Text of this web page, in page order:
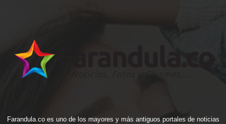
Farandula.co es uno de los mayores y más antiguos portales de noticias